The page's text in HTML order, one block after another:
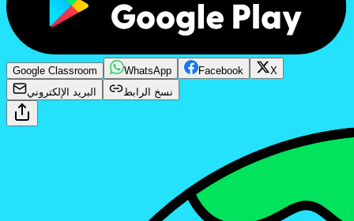
Google Classroom WhatsApp Facebook
X
البريد الإلكتروني
نسخ الرابط